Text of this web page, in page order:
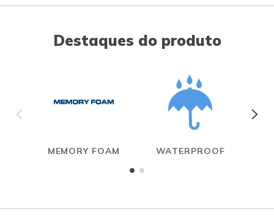
Destaques do produto
MEMORY FOAM WATERPROOF